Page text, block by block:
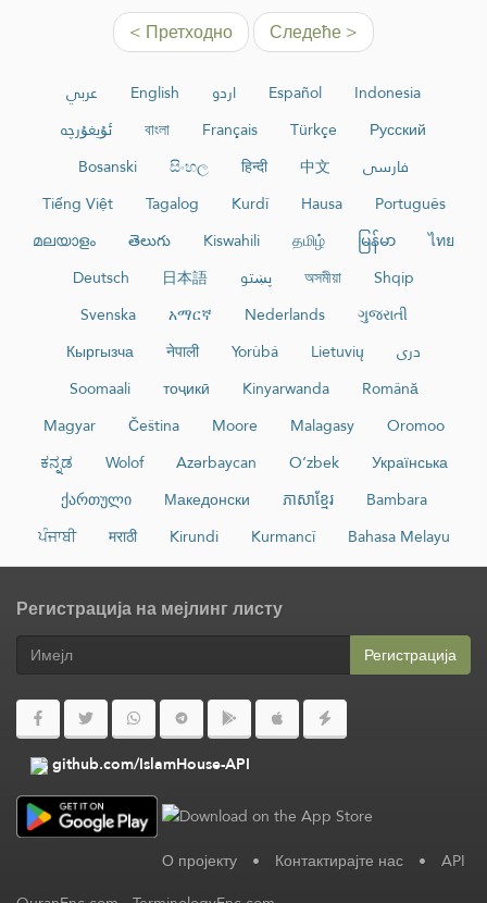
< Претходно Следеће >
عربي English اردو Español
Indonesia
ئۇيغۇرچە
বাংলা Français Türkçe
Русский
Bosanski
සිංහල हिन्दी 中文
فارسی
Tiếng Việt
Tagalog Kurdî Hausa
Português
മലയാളം
తెలుగు Kiswahili தமிழ் မြန်မာ
ไทย
Deutsch
日本語 پښتو অসমীয়া
Shqip
Svenska
አማርኛ Nederlands
ગુજરાતી
Кыргызча
नेपाली Yorùbá Lietuvių
دری
Soomaali
тоҷикӣ Kinyarwanda
Română
Magyar
Čeština Moore Malagasy
Oromoo
ಕನ್ನಡ
Wolof Azərbaycan O‘zbek
Українська
ქართული
Македонски ភាសាខ្មែរ
Bambara
ਪੰਜਾਬੀ
मराठी Kirundi Kurmancî Bahasa Melayu
Регистрација на мејлинг листу
Регистрација
github.com/IslamHouse-API
О пројекту • Контактирајте нас • API